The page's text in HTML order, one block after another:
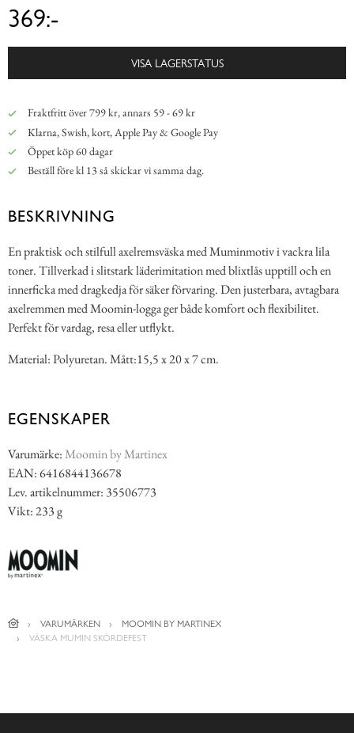
369:-
VISA LAGERSTATUS
Fraktfritt över 799 kr, annars 59 - 69 kr
Klarna, Swish, kort, Apple Pay & Google Pay
Öppet köp 60 dagar
Beställ före kl 13 så skickar vi samma dag.
BESKRIVNING
En praktisk och stilfull axelremsväska med Muminmotiv i vackra lila
toner. Tillverkad i slitstark läderimitation med blixtlås upptill och en
innerficka med dragkedja för säker förvaring. Den justerbara, avtagbara
axelremmen med Moomin-logga ger både komfort och flexibilitet.
Perfekt för vardag, resa eller utflykt.
Material: Polyuretan. Mått:15,5 x 20 x 7 cm.
EGENSKAPER
Varumärke:Moomin by Martinex
EAN: 6416844136678
Lev. artikelnummer: 35506773
Vikt: 233 g
VARUMÄRKEN
MOOMIN BY MARTINEX
VÄSKA MUMIN SKÖRDEFEST